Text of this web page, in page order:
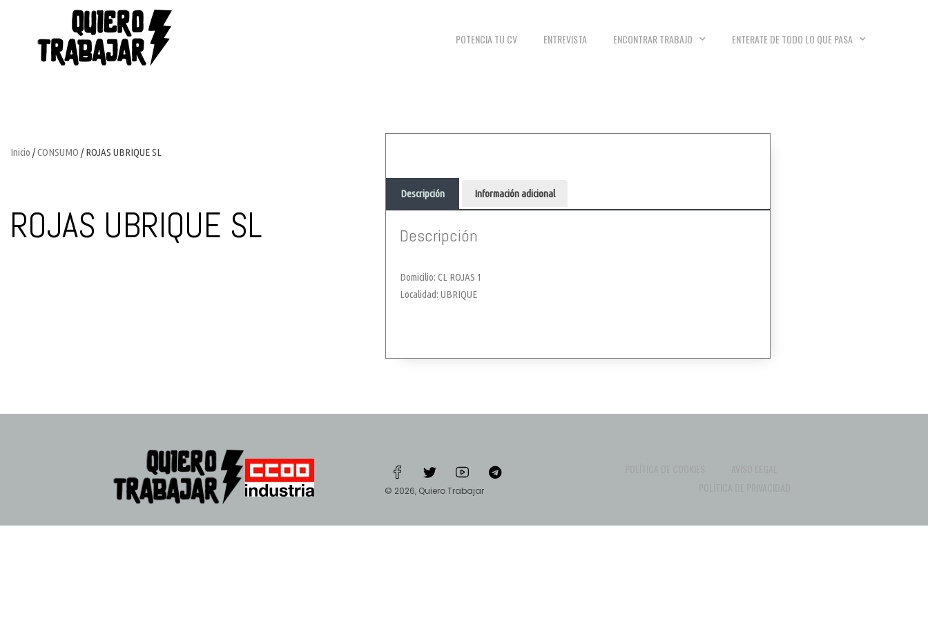
POTENCIA TU CV ENTREVISTA ENCONTRAR TRABAJO ENTERATE DE TODO LO QUE PASA
Inicio /CONSUMO / ROJAS UBRIQUE SL
ROJAS UBRIQUE SL
Descripción Información adicional
Descripción
Domicilio: CL ROJAS 1
Localidad: UBRIQUE
© 2026, Quiero Trabajar